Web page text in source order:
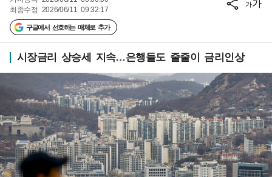
최종수정 2026/06/11 09:32:17
구글에서 선호하는 매체로 추가
가가
시장금리 상승세 지속…은행들도 줄줄이 금리인상